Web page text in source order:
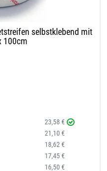
selbstklebend mit
100cm
23,58 €
21,10 €
18,62 €
17,45 €
16,50 €